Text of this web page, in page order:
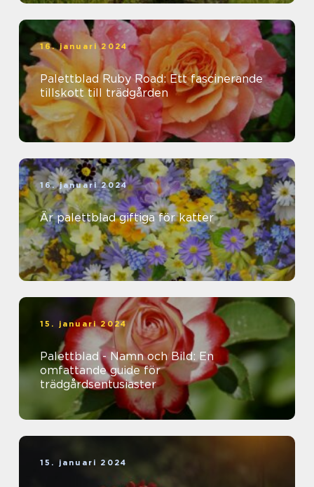
16. januari 2024
Palettblad Ruby Road: Ett fascinerande
tillskott till trädgården
16. januari 2024
Är palettblad giftiga för katter
15. januari 2024
Palettblad - Namn och Bild: En
omfattande guide för
trädgårdsentusiaster
15. januari 2024